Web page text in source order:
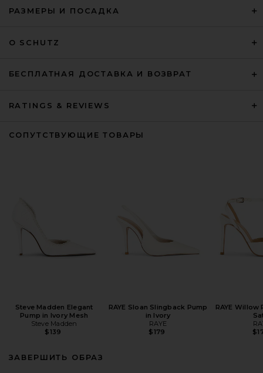
РАЗМЕРЫ И ПОСАДКА
О SCHUTZ
БЕСПЛАТНАЯ ДОСТАВКА И ВОЗВРАТ
RATINGS & REVIEWS
СОПУТСТВУЮЩИЕ ТОВАРЫ
Steve Madden Elegant
Pump in Ivory Mesh
Steve Madden
$139
RAYE Sloan Slingback Pump
in Ivory
RAYE
$179
RAYE Willow
ЗАВЕРШИТЬ ОБРАЗ